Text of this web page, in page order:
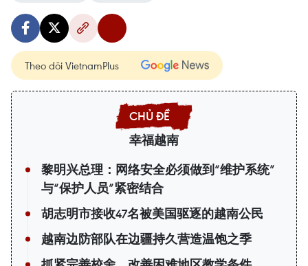
Theo dõi VietnamPlus
幸福越南
黎明兴总理：网络安全必须做到“维护系统”
与“保护人员”紧密结合
胡志明市接收47名被美国驱逐的越南公民
越南边防部队在边疆持久营造温饱之季